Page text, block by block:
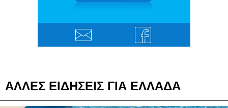
ΑΛΛΕΣ ΕΙΔΗΣΕΙΣ ΓΙΑ ΕΛΛΑΔΑ